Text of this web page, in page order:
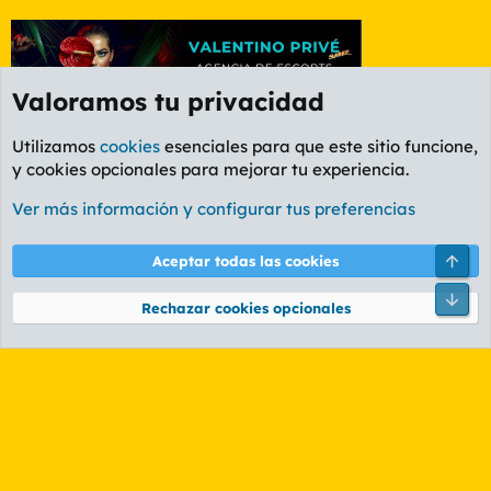
Foro General
Cookies
PL OLDSTYLE AMARILLO
Términos y reglas Política de privacidad Ayuda
Community platform by XenForo® © 2010-2026 XenForo Ltd.
Valoramos tu privacidad
Utilizamos cookies esenciales para que este sitio funcione,
y cookies opcionales para mejorar tu experiencia.
Ver más información y configurar tus preferencias
Aceptar todas las cookies
Rechazar cookies opcionales
Pie